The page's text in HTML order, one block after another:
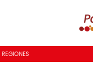
REGIONES